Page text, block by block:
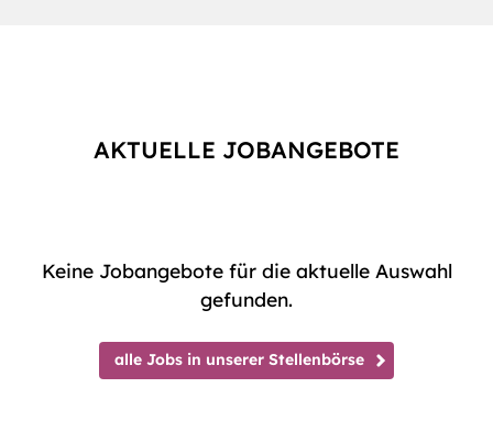
AKTUELLE JOBANGEBOTE
Keine Jobangebote für die aktuelle Auswahl
gefunden.
alle Jobs in unserer Stellenbörse